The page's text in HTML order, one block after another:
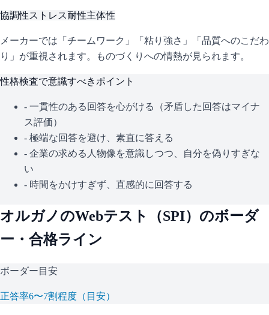
協調性ストレス耐性主体性
メーカーでは「チームワーク」「粘り強さ」「品質へのこだわ
り」が重視されます。ものづくりへの情熱が見られます。
性格検査で意識すべきポイント
- 一貫性のある回答を心がける（矛盾した回答はマイナ
ス評価）
- 極端な回答を避け、素直に答える
- 企業の求める人物像を意識しつつ、自分を偽りすぎな
い
- 時間をかけすぎず、直感的に回答する
オルガノ のWebテスト（SPI）のボーダ
ー・合格ライン
ボーダー目安
正答率6〜7割程度（目安）